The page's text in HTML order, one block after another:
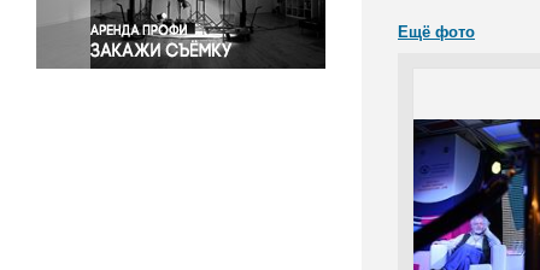
Экономика и бизнес
Ещё фото